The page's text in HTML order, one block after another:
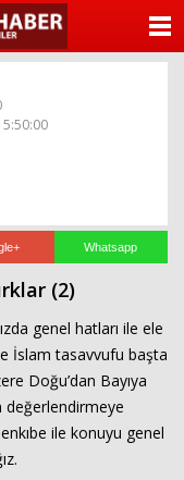
Whatsapp
(2)
genel hatları ile ele
İslam tasavvufu başta
Doğu’dan Bayıya
değerlendirmeye
ile konuyu genel
ANASAYFA
YAZARLAR
VİDEO GALERİ
İLETİŞİM